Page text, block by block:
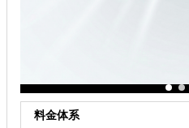
料金体系